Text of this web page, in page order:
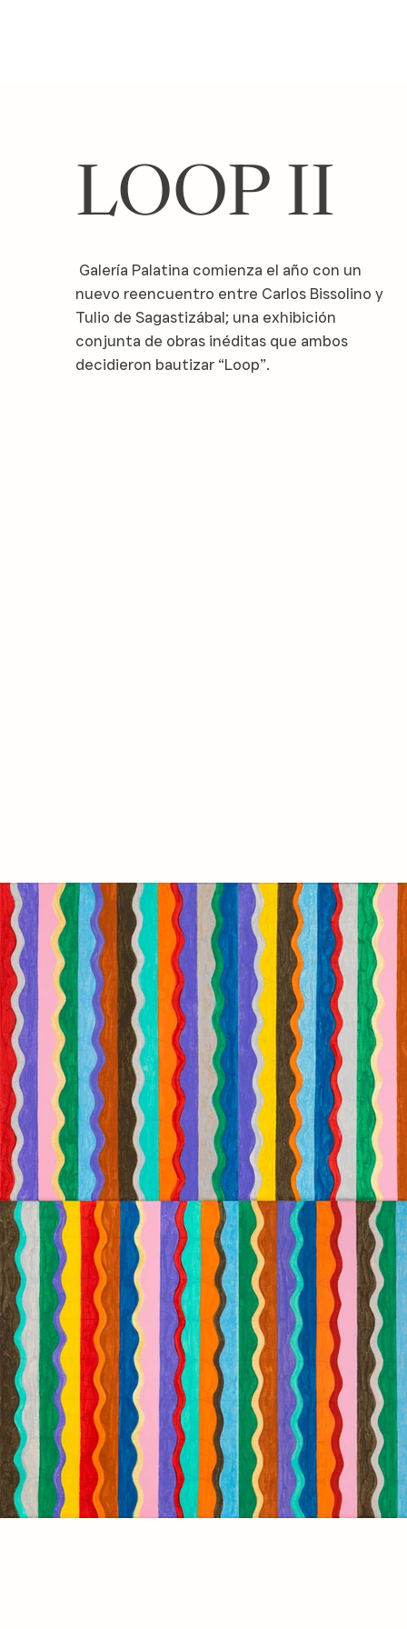
LOOP II
Galería Palatina comienza el año con un
nuevo reencuentro entre Carlos Bissolino y
Tulio de Sagastizábal; una exhibición
conjunta de obras inéditas que ambos
decidieron bautizar “Loop”.